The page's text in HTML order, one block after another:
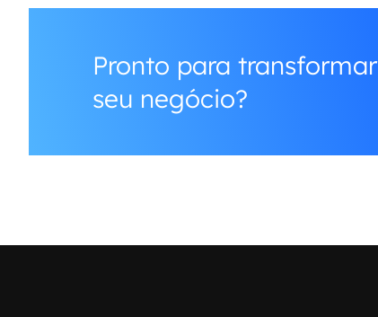
Pronto para transformar
seu negócio?